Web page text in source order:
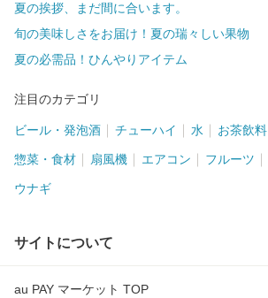
夏の挨拶、まだ間に合います。
旬の美味しさをお届け！夏の瑞々しい果物
夏の必需品！ひんやりアイテム
注目のカテゴリ
ビール・発泡酒 チューハイ 水 お茶飲料
惣菜・食材 扇風機 エアコン フルーツ
ウナギ
サイトについて
au PAY マーケット TOP